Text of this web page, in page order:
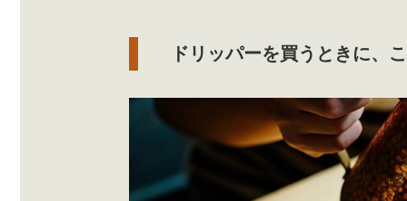
ドリッパーを買うときに、